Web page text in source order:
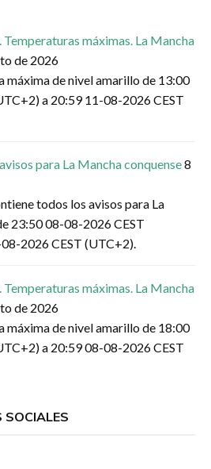
máximas. La Mancha
de 2026
máxima de nivel amarillo de 13:00
a 20:59 11-08-2026 CEST
para La Mancha conquense8
todos los avisos para La
23:50 08-08-2026 CEST
2026 CEST (UTC+2).
máximas. La Mancha
de 2026
máxima de nivel amarillo de 18:00
a 20:59 08-08-2026 CEST
SOCIALES